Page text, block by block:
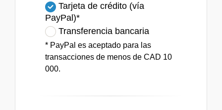
Tarjeta de crédito (vía
PayPal)*
Transferencia bancaria
* PayPal es aceptado para las
transacciones de menos de CAD 10
000.